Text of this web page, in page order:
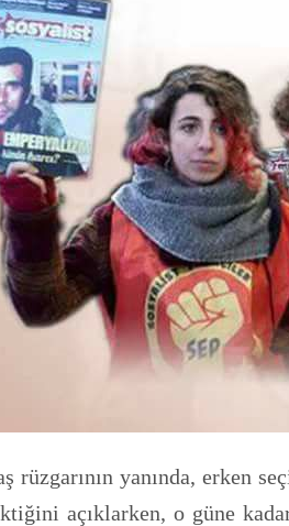
rüzgarının yanında, erken
açıklarken, o güne